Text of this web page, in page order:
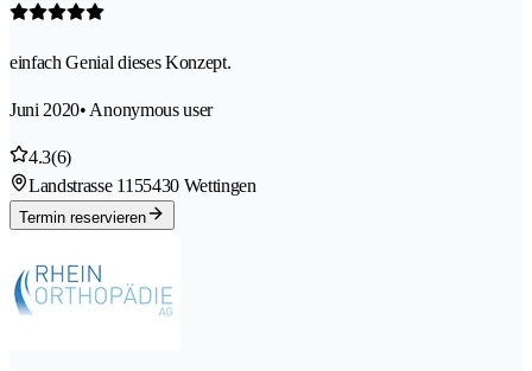
einfach Genial dieses Konzept.
Juni 2020• Anonymous user
4.3(6)
Landstrasse 1155430 Wettingen
Termin reservieren